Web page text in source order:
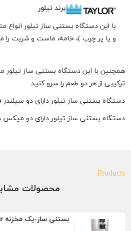
برند تیلور
با این دستگاه بستنی ساز تیلور
و یا پر چرب )، خامه، ماست و شربت را
همچنین با این دستگاه بستنی ساز تیلور
ترکیبی از هر دو طعم را سرو کنید.
دستگاه بستنی ساز تیلور دارای دو سیلندر فریز
دستگاه بستنی ساز تیلور دارای دو میکس هوپر
Products
محصولات
بستنی ساز-یک مخزنه Taylor